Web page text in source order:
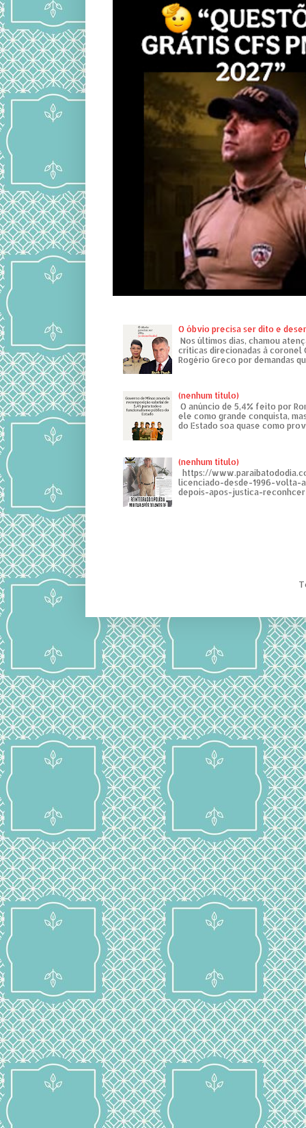
O óbvio precisa ser dito e
Nos últimos dias, chamou
críticas direcionadas à coronel
Rogério Greco por demandas
(nenhum título)
O anúncio de 5,4% feito por
ele como grande conquista,
do Estado soa quase como
(nenhum título)
https://
licenciado-desde-1996-volta-
depois-apos-justica-